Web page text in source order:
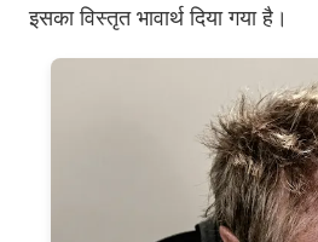
इसका विस्तृत भावार्थ दिया गया है।